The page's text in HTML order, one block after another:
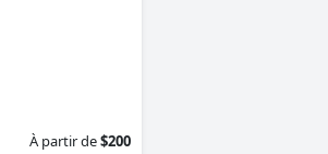
À partir de$200